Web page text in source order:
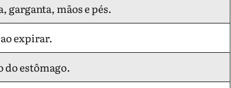
garganta, mãos e pés.
expirar.
do estômago.